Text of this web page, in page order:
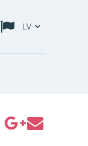
LV